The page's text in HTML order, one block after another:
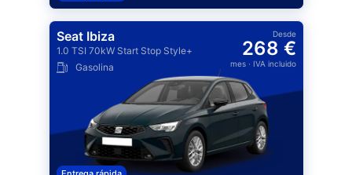
Seat Ibiza
1.0 TSI 70kW Start Stop Style+
Gasolina
Desde
268 €
mes· IVA incluido